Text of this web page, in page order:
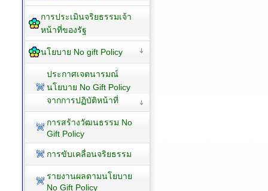
การประเมินจริยธรรมเจ้า
หน้าที่ของรัฐ
นโยบาย No gift Policy
ประกาศเจตนารมณ์
นโยบาย No Gift Policy
จากการปฏิบัติหน้าที่
การสร้างวัฒนธรรม No
Gift Policy
การขับเคลื่อนจริยธรรม
รายงานผลตามนโยบาย
No Gift Policy